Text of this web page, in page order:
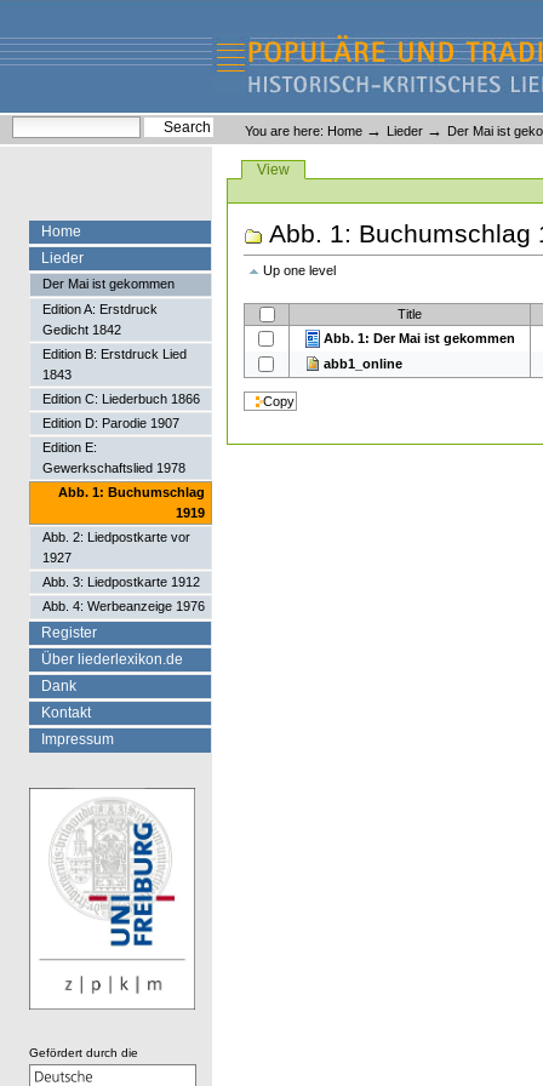
content.
navigation
Liederlexikon
Personal
tools
You are here: Home → Lieder → Der Mai ist
ViewsView
Abb. 1: Buchumschlag
Up one level
Title
Abb. 1: Der Mai ist gekommen
abb1_online
Home
Lieder
Der Mai ist gekommen
Edition A: Erstdruck
Gedicht 1842
Edition B: Erstdruck Lied
1843
Edition C: Liederbuch 1866
Edition D: Parodie 1907
Edition E:
Gewerkschaftslied 1978
Abb. 1: Buchumschlag
1919
Abb. 2: Liedpostkarte vor
1927
Abb. 3: Liedpostkarte 1912
Abb. 4: Werbeanzeige 1976
Register
Über liederlexikon.de
Dank
Kontakt
Impressum
Gefördert durch die